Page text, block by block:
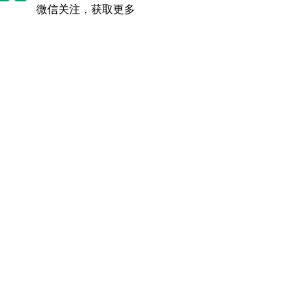
微信关注，获取更多